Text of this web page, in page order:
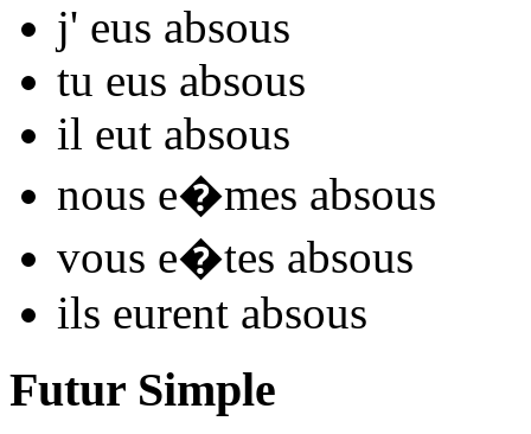
j' eus absous
tu eus absous
il eut absous
nous e�mes absous
vous e�tes absous
ils eurent absous
Futur Simple